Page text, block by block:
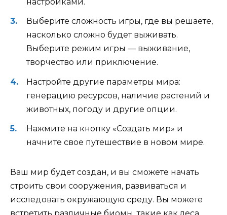
Выберите сложность игры, где вы решаете,
насколько сложно будет выживать.
Выберите режим игры — выживание,
творчество или приключение.
Настройте другие параметры мира:
генерацию ресурсов, наличие растений и
животных, погоду и другие опции.
Нажмите на кнопку «Создать мир» и
начните свое путешествие в новом мире.
Ваш мир будет создан, и вы сможете начать
строить свои сооружения, развиваться и
исследовать окружающую среду. Вы можете